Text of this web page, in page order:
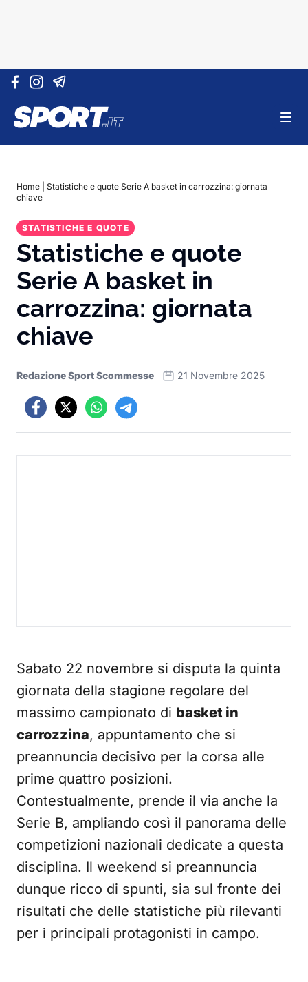
Vai al contenuto
Home
Statistiche e quote Serie A basket in carrozzina: giornata
chiave
STATISTICHE E QUOTE
Statistiche e quote
Serie A basket in
carrozzina: giornata
chiave
Redazione Sport Scommesse 21 Novembre 2025
Sabato 22 novembre si disputa la quinta
giornata della stagione regolare del
massimo campionato di basket in
carrozzina, appuntamento che si
preannuncia decisivo per la corsa alle
prime quattro posizioni.
Contestualmente, prende il via anche la
Serie B, ampliando così il panorama delle
competizioni nazionali dedicate a questa
disciplina. Il weekend si preannuncia
dunque ricco di spunti, sia sul fronte dei
risultati che delle statistiche più rilevanti
per i principali protagonisti in campo.